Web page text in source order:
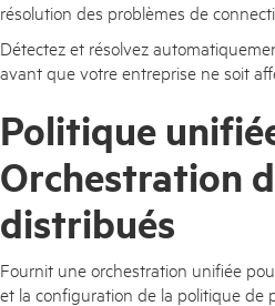
résolution des problèmes de
Détectez et résolvez
avant que votre entreprise ne soit
Politique
Orchestration
distribués
Fournit une orchestration unifiée
et la configuration de la politique de